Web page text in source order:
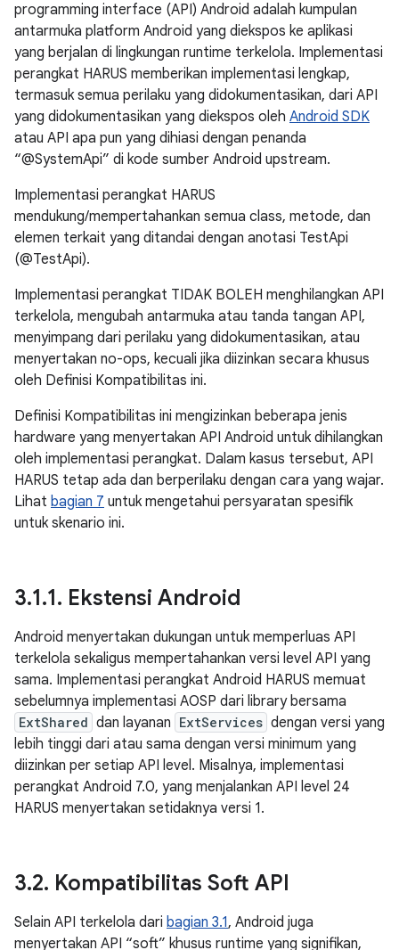
programming interface (API) Android adalah kumpulan
antarmuka platform Android yang diekspos ke aplikasi
yang berjalan di lingkungan runtime terkelola. Implementasi
perangkat HARUS memberikan implementasi lengkap,
termasuk semua perilaku yang didokumentasikan, dari API
yang didokumentasikan yang diekspos oleh Android SDK
atau API apa pun yang dihiasi dengan penanda
“@SystemApi” di kode sumber Android upstream.
Implementasi perangkat HARUS
mendukung/mempertahankan semua class, metode, dan
elemen terkait yang ditandai dengan anotasi TestApi
(@TestApi).
Implementasi perangkat TIDAK BOLEH menghilangkan API
terkelola, mengubah antarmuka atau tanda tangan API,
menyimpang dari perilaku yang didokumentasikan, atau
menyertakan no-ops, kecuali jika diizinkan secara khusus
oleh Definisi Kompatibilitas ini.
Definisi Kompatibilitas ini mengizinkan beberapa jenis
hardware yang menyertakan API Android untuk dihilangkan
oleh implementasi perangkat. Dalam kasus tersebut, API
HARUS tetap ada dan berperilaku dengan cara yang wajar.
Lihat bagian 7 untuk mengetahui persyaratan spesifik
untuk skenario ini.
3.1.1. Ekstensi Android
Android menyertakan dukungan untuk memperluas API
terkelola sekaligus mempertahankan versi level API yang
sama. Implementasi perangkat Android HARUS memuat
sebelumnya implementasi AOSP dari library bersama
ExtShared dan layanan ExtServices dengan versi yang
lebih tinggi dari atau sama dengan versi minimum yang
diizinkan per setiap API level. Misalnya, implementasi
perangkat Android 7.0, yang menjalankan API level 24
HARUS menyertakan setidaknya versi 1.
3.2. Kompatibilitas Soft API
Selain API terkelola dari bagian 3.1, Android juga
menyertakan API “soft” khusus runtime yang signifikan,